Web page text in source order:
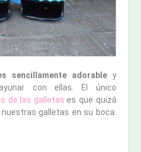
sencillamente adorabley
con ellas. El único
de las galletas es que quizá
galletas en su boca.